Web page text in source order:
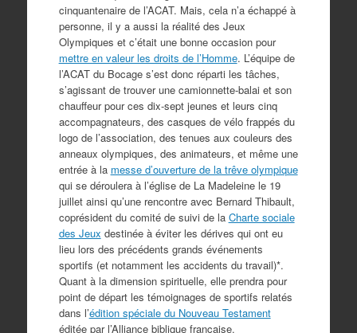
cinquantenaire de l’ACAT. Mais, cela n’a échappé à
personne, il y a aussi la réalité des Jeux
Olympiques et c’était une bonne occasion pour
mettre en valeur les droits de l’Homme. L’équipe de
l’ACAT du Bocage s’est donc réparti les tâches,
s’agissant de trouver une camionnette-balai et son
chauffeur pour ces dix-sept jeunes et leurs cinq
accompagnateurs, des casques de vélo frappés du
logo de l’association, des tenues aux couleurs des
anneaux olympiques, des animateurs, et même une
entrée à la messe d’ouverture de la trêve olympique
qui se déroulera à l’église de La Madeleine le 19
juillet ainsi qu’une rencontre avec Bernard Thibault,
coprésident du comité de suivi de la Charte sociale
des Jeux destinée à éviter les dérives qui ont eu
lieu lors des précédents grands événements
sportifs (et notamment les accidents du travail)*.
Quant à la dimension spirituelle, elle prendra pour
point de départ les témoignages de sportifs relatés
dans l’édition spéciale du Nouveau Testament
éditée par l’Alliance biblique française.